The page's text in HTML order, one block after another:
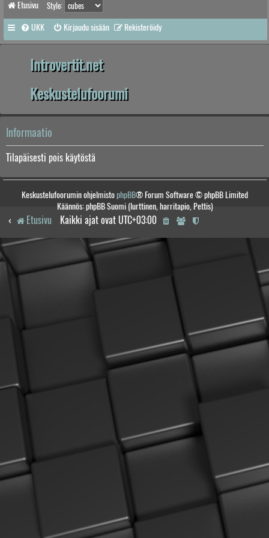
Etusivu Style:
UKK Kirjaudu sisään Rekisteröidy
Introvertit.net
Keskustelufoorumi
Informaatio
Tilapäisesti pois käytöstä
Keskustelufoorumin ohjelmistophpBB® Forum Software © phpBB Limited
Käännös: phpBB Suomi (lurttinen, harritapio, Pettis)
Etusivu Kaikki ajat ovat UTC+03:00